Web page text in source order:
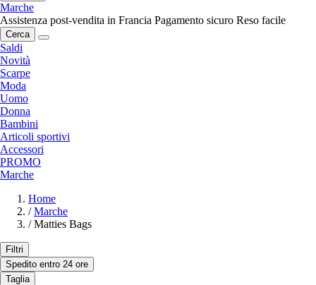
Marche
Assistenza post-vendita in Francia Pagamento sicuro Reso facile
Cerca
Saldi
Novità
Scarpe
Moda
Uomo
Donna
Bambini
Articoli sportivi
Accessori
PROMO
Marche
Home
/ Marche
/ Matties Bags
Filtri
Spedito entro 24 ore
Taglia